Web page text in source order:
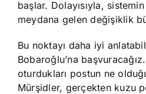
başlar. Dolayısıyla,
meydana gelen değişiklik
Bu noktayı daha iyi
Bobaroğlu’na
oturdukları postun ne
Mürşidler, gerçekten kuzu